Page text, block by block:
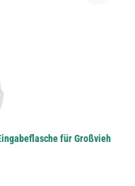
für Großvieh